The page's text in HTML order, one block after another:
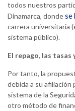
todos nuestros
Dinamarca, dondese
carrera universitaria
sistema público).
El repago, las
Por tanto, la
debida a su afiliación
sistema de la
otro método de